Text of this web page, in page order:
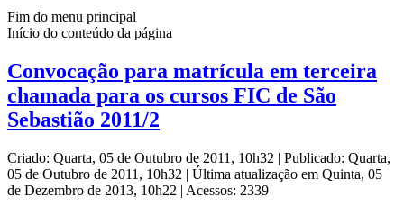
Fim do menu principal
Início do conteúdo da página
Convocação para matrícula em terceira
chamada para os cursos FIC de São
Sebastião 2011/2
Criado: Quarta, 05 de Outubro de 2011, 10h32 | Publicado: Quarta,
05 de Outubro de 2011, 10h32 | Última atualização em Quinta, 05
de Dezembro de 2013, 10h22 | Acessos: 2339